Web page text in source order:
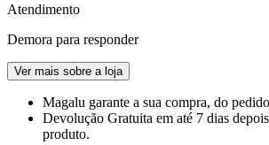
Atendimento
Demora para responder
Ver mais sobre a loja
Magalu garante a sua compra, do
Devolução Gratuita em até 7 dias
produto.